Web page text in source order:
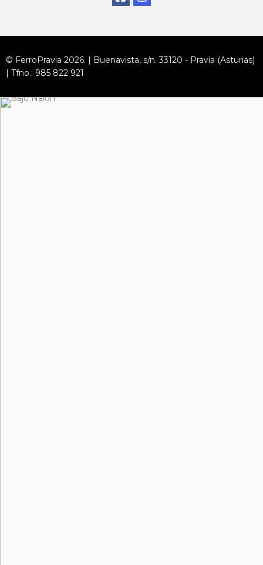
© FerroPravia 2026. | Buenavista, s/n. 33120 - Pravia (Asturias)
| Tfno.: 985 822 921